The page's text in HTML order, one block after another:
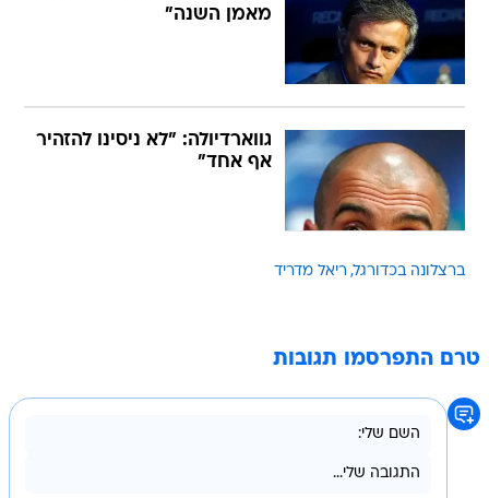
מאמן השנה"
גווארדיולה: "לא ניסינו להזהיר
אף אחד"
ברצלונה בכדורגל ריאל מדריד
טרם התפרסמו תגובות